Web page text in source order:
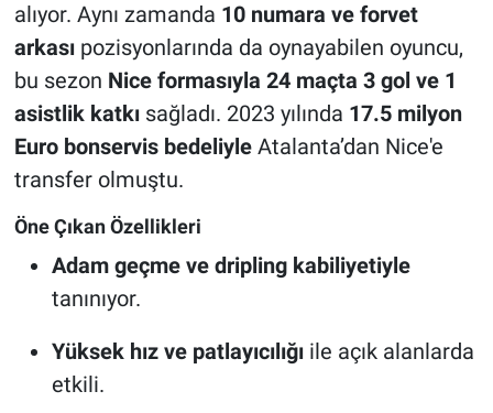
alıyor. Aynı zamanda 10 numara ve forvet
arkasıpozisyonlarında da oynayabilen oyuncu,
bu sezon Nice formasıyla 24 maçta 3 gol ve 1
asistlik katkısağladı. 2023 yılında 17.5 milyon
Euro bonservis bedeliyleAtalanta’dan Nice'e
transfer olmuştu.
Öne Çıkan Özellikleri
Adam geçme ve dripling kabiliyetiyle
tanınıyor.
Yüksek hız ve patlayıcılığıile açık alanlarda
etkili.